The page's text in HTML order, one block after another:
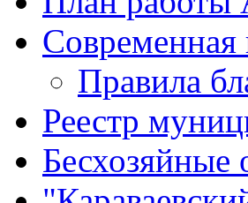
Современная
Правила
Реестр
Бесхозяйные